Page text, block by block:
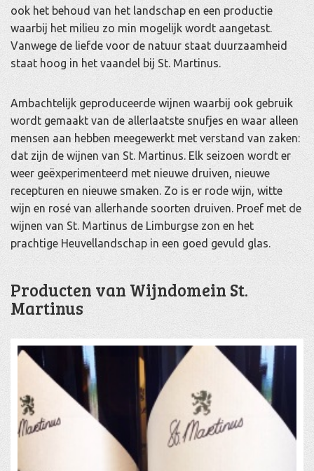
ook het behoud van het landschap en een productie
waarbij het milieu zo min mogelijk wordt aangetast.
Vanwege de liefde voor de natuur staat duurzaamheid
staat hoog in het vaandel bij St. Martinus.
Ambachtelijk geproduceerde wijnen waarbij ook gebruik
wordt gemaakt van de allerlaatste snufjes en waar alleen
mensen aan hebben meegewerkt met verstand van zaken:
dat zijn de wijnen van St. Martinus. Elk seizoen wordt er
weer geëxperimenteerd met nieuwe druiven, nieuwe
recepturen en nieuwe smaken. Zo is er rode wijn, witte
wijn en rosé van allerhande soorten druiven. Proef met de
wijnen van St. Martinus de Limburgse zon en het
prachtige Heuvellandschap in een goed gevuld glas.
Producten van Wijndomein St.
Martinus